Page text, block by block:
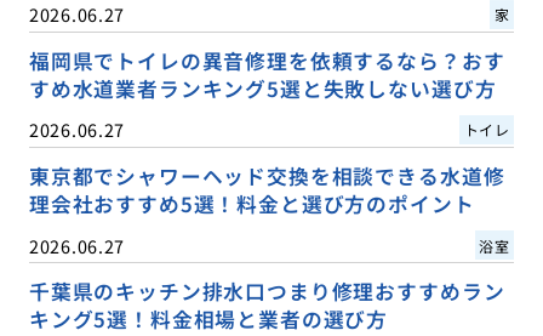
2026.06.27 家
福岡県でトイレの異音修理を依頼するなら？おす
すめ水道業者ランキング5選と失敗しない選び方
2026.06.27 トイレ
東京都でシャワーヘッド交換を相談できる水道修
理会社おすすめ5選！料金と選び方のポイント
2026.06.27 浴室
千葉県のキッチン排水口つまり修理おすすめラン
キング5選！料金相場と業者の選び方